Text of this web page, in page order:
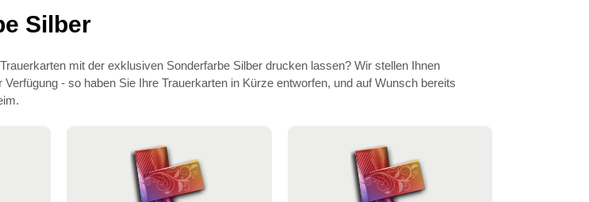
Silber
mit der exklusiven Sonderfarbe Silber drucken lassen? Wir stellen Ihnen
- so haben Sie Ihre Trauerkarten in Kürze entworfen, und auf Wunsch bereits